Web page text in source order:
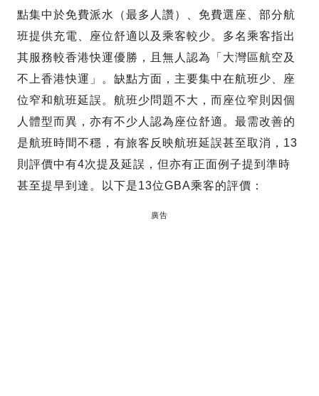
點集中於免費派水（最多人讚）、免費選座、部分航
班提供充電、座位舒適以及乘客較少。多名乘客指出
其服務較香港快運優勝，且無人認為「大灣區航空及
不上香港快運」。缺點方面，主要集中在航班少、座
位窄和航班延誤。航班少問題不大，而座位窄則因個
人體型而異，亦有不少人認為座位舒適。最需改善的
是航班時間不穩，有旅客反映航班延誤甚至取消，13
則評價中有4次提及延誤，但亦有正面例子提到準時
甚至提早到達。以下是13位GBA乘客的評價：
廣告